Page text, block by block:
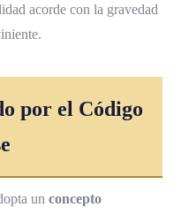
y competencia
acorde con la gravedad
por el Código
un concepto